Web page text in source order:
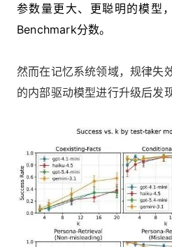
参数量更大、更聪明的模型
Benchmark分数。
然而在记忆系统领域，规律失
的内部驱动模型进行升级后发现